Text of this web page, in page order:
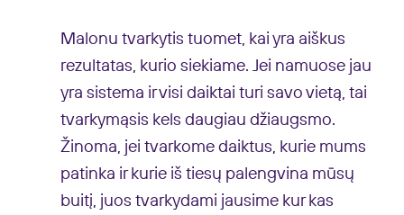
Malonu tvarkytis tuomet, kai yra aiškus
rezultatas, kurio siekiame. Jei namuose jau
yra sistema ir visi daiktai turi savo vietą, tai
tvarkymąsis kels daugiau džiaugsmo.
Žinoma, jei tvarkome daiktus, kurie mums
patinka ir kurie iš tiesų palengvina mūsų
buitį, juos tvarkydami jausime kur kas